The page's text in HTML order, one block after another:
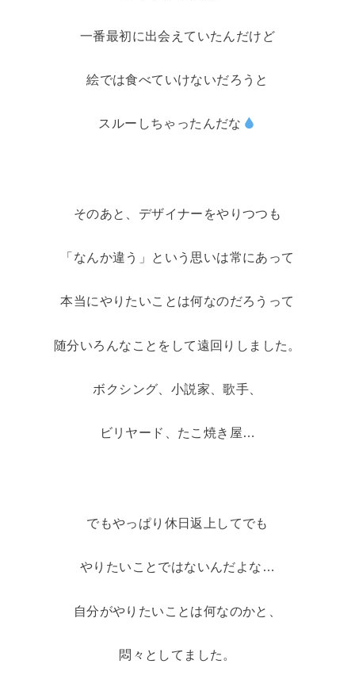
一番最初に出会えていたんだけど
絵では食べていけないだろうと
スルーしちゃったんだな
そのあと、デザイナーをやりつつも
「なんか違う」という思いは常にあって
本当にやりたいことは何なのだろうって
随分いろんなことをして遠回りしました。
ボクシング、小説家、歌手、
ビリヤード、たこ焼き屋…
でもやっぱり休日返上してでも
やりたいことではないんだよな…
自分がやりたいことは何なのかと、
悶々としてました。